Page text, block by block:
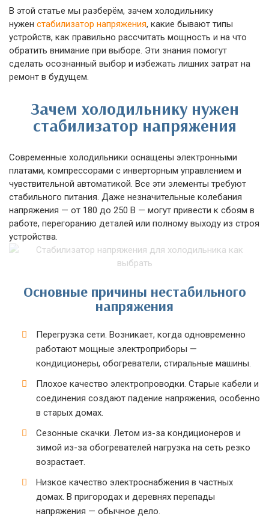
В этой статье мы разберём, зачем холодильнику
нужен стабилизатор напряжения, какие бывают типы
устройств, как правильно рассчитать мощность и на что
обратить внимание при выборе. Эти знания помогут
сделать осознанный выбор и избежать лишних затрат на
ремонт в будущем.
Зачем холодильнику нужен
стабилизатор напряжения
Современные холодильники оснащены электронными
платами, компрессорами с инверторным управлением и
чувствительной автоматикой. Все эти элементы требуют
стабильного питания. Даже незначительные колебания
напряжения — от 180 до 250 В — могут привести к сбоям в
работе, перегоранию деталей или полному выходу из строя
устройства.
Основные причины нестабильного
напряжения
Перегрузка сети. Возникает, когда одновременно
работают мощные электроприборы —
кондиционеры, обогреватели, стиральные машины.
Плохое качество электропроводки. Старые кабели и
соединения создают падение напряжения, особенно
в старых домах.
Сезонные скачки. Летом из-за кондиционеров и
зимой из-за обогревателей нагрузка на сеть резко
возрастает.
Низкое качество электроснабжения в частных
домах. В пригородах и деревнях перепады
напряжения — обычное дело.